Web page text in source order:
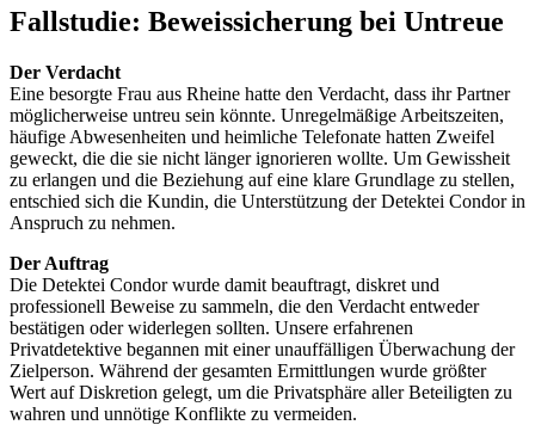
Fallstudie: Beweissicherung bei Untreue
Der Verdacht
Eine besorgte Frau aus Rheine hatte den Verdacht, dass ihr Partner
möglicherweise untreu sein könnte. Unregelmäßige Arbeitszeiten,
häufige Abwesenheiten und heimliche Telefonate hatten Zweifel
geweckt, die die sie nicht länger ignorieren wollte. Um Gewissheit
zu erlangen und die Beziehung auf eine klare Grundlage zu stellen,
entschied sich die Kundin, die Unterstützung der Detektei Condor in
Anspruch zu nehmen.
Der Auftrag
Die Detektei Condor wurde damit beauftragt, diskret und
professionell Beweise zu sammeln, die den Verdacht entweder
bestätigen oder widerlegen sollten. Unsere erfahrenen
Privatdetektive begannen mit einer unauffälligen Überwachung der
Zielperson. Während der gesamten Ermittlungen wurde größter
Wert auf Diskretion gelegt, um die Privatsphäre aller Beteiligten zu
wahren und unnötige Konflikte zu vermeiden.